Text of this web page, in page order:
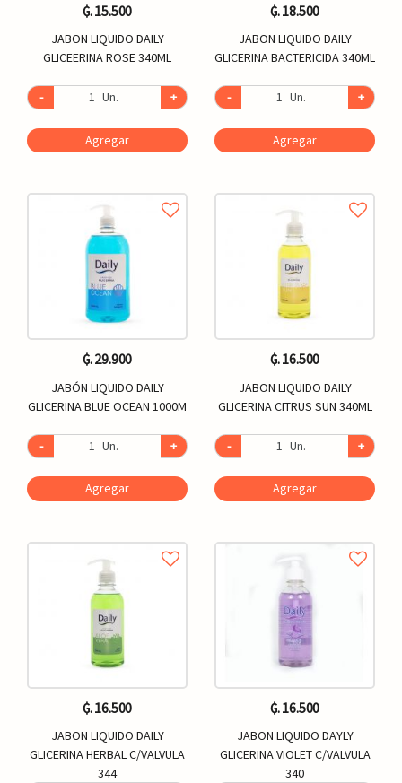
₲. 15.500
JABON LIQUIDO DAILY
GLICEERINA ROSE 340ML
- Un. +
Agregar
₲. 18.500
JABON LIQUIDO DAILY
GLICERINA BACTERICIDA 340ML
- Un. +
Agregar
₲. 29.900
JABÓN LIQUIDO DAILY
GLICERINA BLUE OCEAN 1000M
- Un. +
Agregar
₲. 16.500
JABON LIQUIDO DAILY
GLICERINA CITRUS SUN 340ML
- Un. +
Agregar
₲. 16.500
JABON LIQUIDO DAILY
GLICERINA HERBAL C/VALVULA
344
₲. 16.500
JABON LIQUIDO DAYLY
GLICERINA VIOLET C/VALVULA
340